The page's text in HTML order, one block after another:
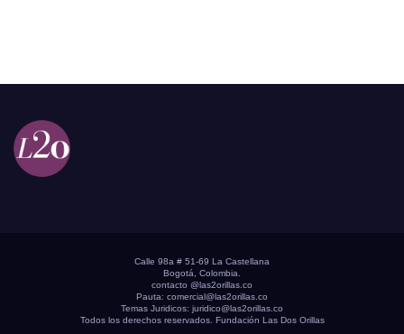
Calle 98a # 51-69 La Castellana
Bogotá, Colombia.
contacto @las2orillas.co
Pauta: comercial@las2orillas.co
Temas Juridicos: juridico@las2orillas.co
Todos los derechos reservados. Fundación Las Dos Orillas